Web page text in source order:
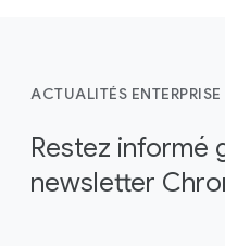
ACTUALITÉS ENTERPRISE
Restez informé
newsletter